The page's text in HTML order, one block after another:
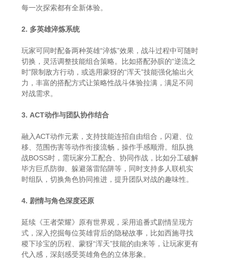
每一次探索都有全新体验。
2. 多英雄淬炼系统
玩家可同时配备两种英雄“淬炼”效果，战斗过程中可随时
切换，灵活调整技能组合策略。比如搭配孙膑的“逆流之
时”限制敌方行动，或选用蒙犽的“浑天”技能强化输出火
力，丰富的搭配方式让策略性战斗体验拉满，满足不同
对战需求。
3. ACT动作与团队协作结合
融入ACT动作元素，支持技能连招自由组合，闪避、位
移、范围伤害等动作衔接流畅，操作手感顺滑。组队挑
战BOSS时，需玩家分工配合、协同作战，比如分工破解
毕方巨爪防御、躲避落雷陷阱等，同时支持多人联机实
时组队，切换角色协同推进，提升团队对战的趣味性。
4. 剧情与角色深度还原
延续《王者荣耀》原有世界观，采用追番式剧情呈现方
式，深入挖掘每位英雄背后的隐秘故事，比如西施寻找
稷下珍宝的历程、蒙犽“浑天”技能的由来等，让玩家更有
代入感，深刻感受英雄角色的立体形象。